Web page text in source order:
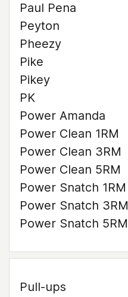
Paul Pena
Peyton
Pheezy
Pike
Pikey
PK
Power Amanda
Power Clean 1RM
Power Clean 3RM
Power Clean 5RM
Power Snatch 1RM
Power Snatch 3RM
Power Snatch 5RM
Pull-ups